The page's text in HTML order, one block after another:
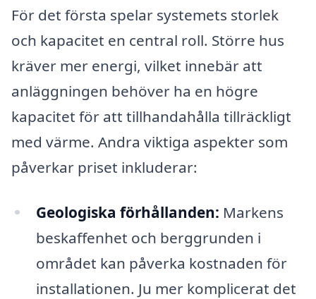
För det första spelar systemets storlek
och kapacitet en central roll. Större hus
kräver mer energi, vilket innebär att
anläggningen behöver ha en högre
kapacitet för att tillhandahålla tillräckligt
med värme. Andra viktiga aspekter som
påverkar priset inkluderar:
Geologiska förhållanden: Markens
beskaffenhet och berggrunden i
området kan påverka kostnaden för
installationen. Ju mer komplicerat det